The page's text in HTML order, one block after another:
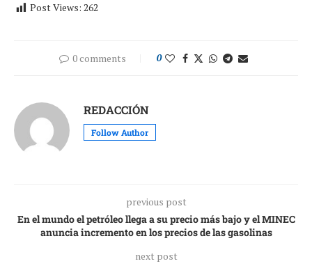
Post Views: 262
0 comments 0
REDACCIÓN
Follow Author
previous post
En el mundo el petróleo llega a su precio más bajo y el MINEC
anuncia incremento en los precios de las gasolinas
next post